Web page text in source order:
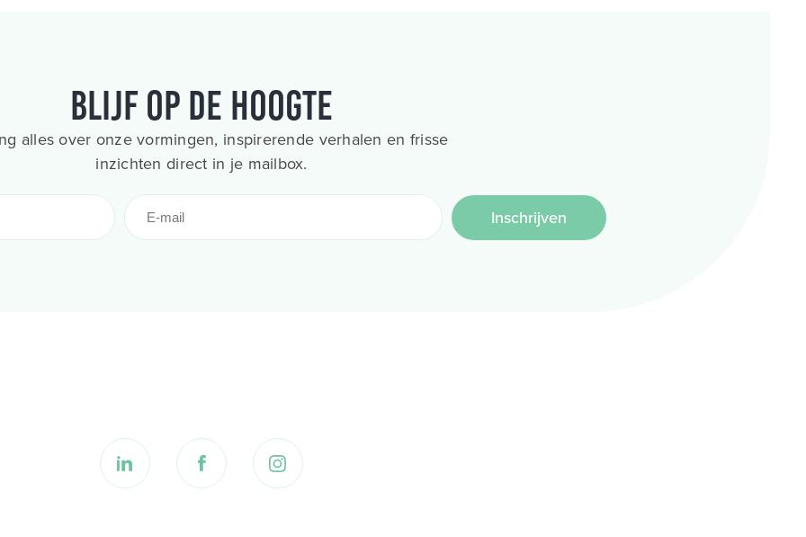
Blijf op de hoogte
alles over onze vormingen, inspirerende verhalen en frisse
inzichten direct in je mailbox.
Inschrijven